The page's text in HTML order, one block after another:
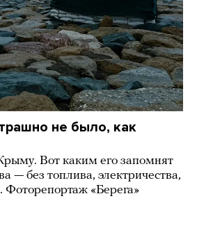
не было, как
Вот каким его запомнят
— без топлива, электричества,
Фоторепортаж «Берега»